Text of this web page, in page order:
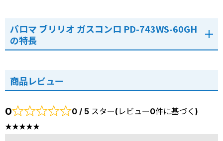
パロマ ブリリオ ガスコンロ PD-743WS-60GH
の特長
商品レビュー
0 0 / 5 スター(レビュー0件に基づく)
★★★★★